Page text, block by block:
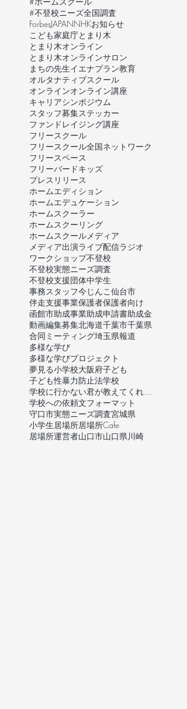
#不登校ニーズ全国調査
ForbesJAPANNHKお知らせ
こども家庭庁とまり木
とまり木オンライン
とまり木オンラインサロン
まちの先生イエナプラン教育
オルタナティブスクール
オンラインオンライン講座
キャリアシンポジウム
スタッフ募集ステッカー
ファンドレイジング講座
フリースクール
フリースクール全国ネットワーク
フリースペース
フリーバードキッズ
プレスリリース
ホームエディション
ホームエデュケーション
ホームスクーラー
ホームスクーリング
ホームスクール メディア
メディア出演ライブ配信ラジオ
ワークショップ不登校
不登校実態ニーズ調査
不登校支援団体中学生
事務スタッフ今じんこ 仙台市
伴走支援事業保護者保護者向け
函館市助成事業助成申請書助成金
動画編集募集北海道千葉市千葉県
合同ミーティング埼玉県報道
多様な学び
多様な学びプロジェクト
夢見る小学校大阪府子ども
子ども性暴力防止法学校
学校への依頼文フォーマット
守口市実態ニーズ調査宮城県
小学生居場所居場所Cafe
居場所運営者山口市山口県 川崎